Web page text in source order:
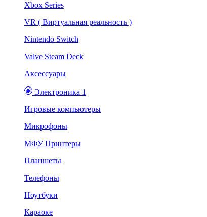
Xbox Series
VR ( Виртуальная реальность )
Nintendo Switch
Valve Steam Deck
Аксессуары
Электроника 1
Игровые компьютеры
Микрофоны
МФУ Принтеры
Планшеты
Телефоны
Ноутбуки
Караоке